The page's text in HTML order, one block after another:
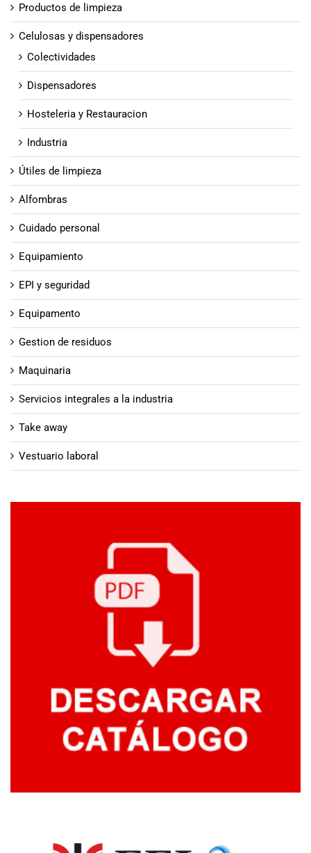
Productos de limpieza
Celulosas y dispensadores
Colectividades
Dispensadores
Hosteleria y Restauracion
Industria
Útiles de limpieza
Alfombras
Cuidado personal
Equipamiento
EPI y seguridad
Equipamento
Gestion de residuos
Maquinaria
Servicios integrales a la industria
Take away
Vestuario laboral